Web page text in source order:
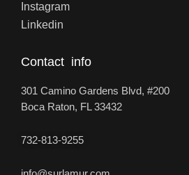
Instagram
Linkedin
Contact info
301 Camino Gardens Blvd, #200
Boca Raton, FL 33432
732-813-9255